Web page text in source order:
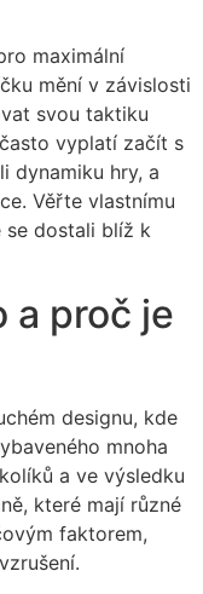
maximální
mění v závislosti
svou taktiku
vyplatí začít s
dynamiku hry, a
Věřte vlastnímu
se dostali blíž k
a proč je
designu, kde
mnoha
a ve výsledku
které mají různé
faktorem,